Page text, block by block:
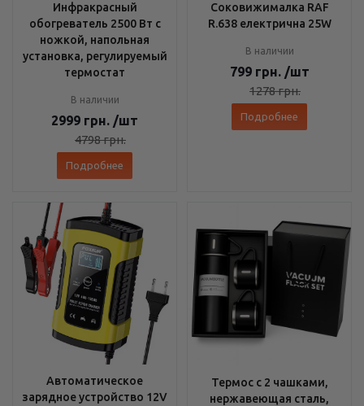
Инфракрасный
обогреватель 2500 Вт с
ножкой, напольная
установка, регулируемый
термостат
В наличии
2999 грн. /шт
4798грн.
Подробнее
Соковижималка RAF
R.638 електрична 25W
В наличии
799 грн. /шт
1278грн.
Подробнее
Автоматическое
зарядное устройство 12V
Термос с 2 чашками,
нержавеющая сталь,